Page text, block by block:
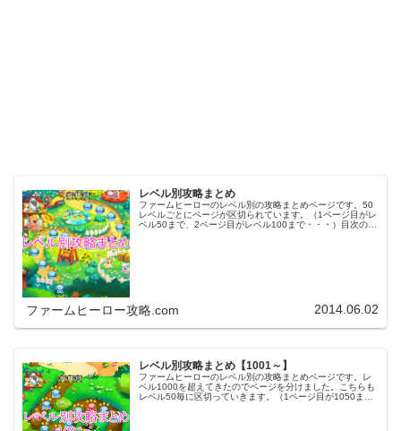
レベル別攻略まとめ
ファームヒーローのレベル別の攻略まとめページです。50
レベルごとにページが区切られています。（1ページ目がレ
ベル50まで、2ページ目がレベル100まで・・・）目次のリ
ファームヒーロー攻略.com 2014.06.02
レベル別攻略まとめ【1001～】
ファームヒーローのレベル別の攻略まとめページです。レ
ベル1000を超えてきたのでページを分けました。こちらも
レベル50毎に区切っていきます。（1ページ目が1050ま